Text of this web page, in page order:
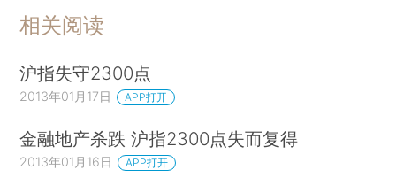
相关阅读
沪指失守2300点
2013年01月17日 APP打开
金融地产杀跌 沪指2300点失而复得
2013年01月16日 APP打开